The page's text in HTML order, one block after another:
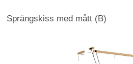
Sprängskiss med mått (B)